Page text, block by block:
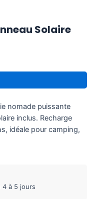
Solaire
nomade puissante
inclus. Recharge
idéale pour camping,
4 à 5 jours